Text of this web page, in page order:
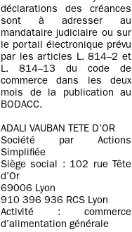
déclarations des créances
sont à adresser au
mandataire judiciaire ou sur
le portail électronique prévu
par les articles L. 814–2 et
L. 814–13 du code de
commerce dans les deux
mois de la publication au
BODACC.
ADALI VAUBAN TETE D’OR
Société par Actions
Simplifiée
Siège social : 102 rue Tête
d’Or
69006 Lyon
910 396 936 RCS Lyon
Activité : commerce
d’alimentation générale